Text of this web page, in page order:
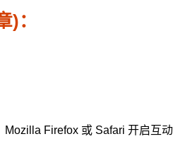
)：
Mozilla Firefox 或 Safari 开启